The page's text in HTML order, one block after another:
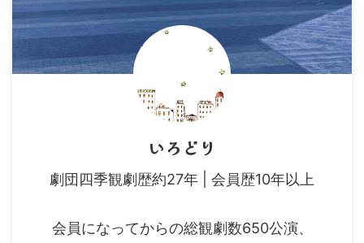
いろどり
劇団四季観劇歴約27年 | 会員歴10年以上
会員になってからの総観劇数650公演、